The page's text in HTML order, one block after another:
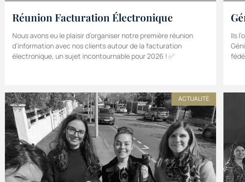
Réunion Facturation Électronique
Nous avons eu le plaisir d’organiser notre première réunion
d’information avec nos clients autour de la facturation
électronique, un sujet incontournable pour 2026 ! ✅
Ils
ACTUALITÉ